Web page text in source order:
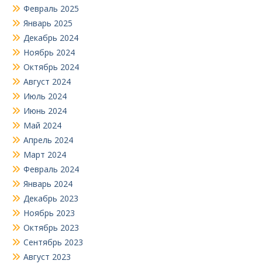
Февраль 2025
Январь 2025
Декабрь 2024
Ноябрь 2024
Октябрь 2024
Август 2024
Июль 2024
Июнь 2024
Май 2024
Апрель 2024
Март 2024
Февраль 2024
Январь 2024
Декабрь 2023
Ноябрь 2023
Октябрь 2023
Сентябрь 2023
Август 2023